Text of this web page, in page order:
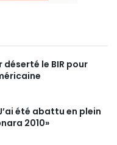
déserté le BIR pour
été abattu en plein
2010»